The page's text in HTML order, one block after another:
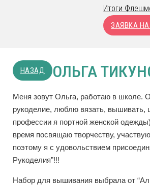
Итоги
ЗАЯВКА
НАЗАД ОЛЬГА
Меня зовут Ольга, работаю в школе.
рукоделие, люблю вязать, вышивать,
профессии я портной женской
время посвящаю творчеству,
поэтому я с удовольствием
Рукоделия”!!!
Набор для вышивания выбрала от